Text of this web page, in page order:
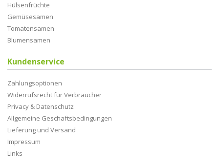
Hülsenfrüchte
Gemüsesamen
Tomatensamen
Blumensamen
Kundenservice
Zahlungsoptionen
Widerrufsrecht für Verbraucher
Privacy & Datenschutz
Allgemeine Geschaftsbedingungen
Lieferung und Versand
Impressum
Links